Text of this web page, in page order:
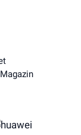
Magazin